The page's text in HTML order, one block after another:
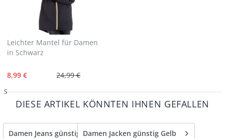
Leichter Mantel für Damen
in Schwarz
24,99 €
8,99 €
S
DIESE ARTIKEL KÖNNTEN IHNEN GEFALLEN
Damen Jeans günstig gelbDamen Jacken günstig Gelb